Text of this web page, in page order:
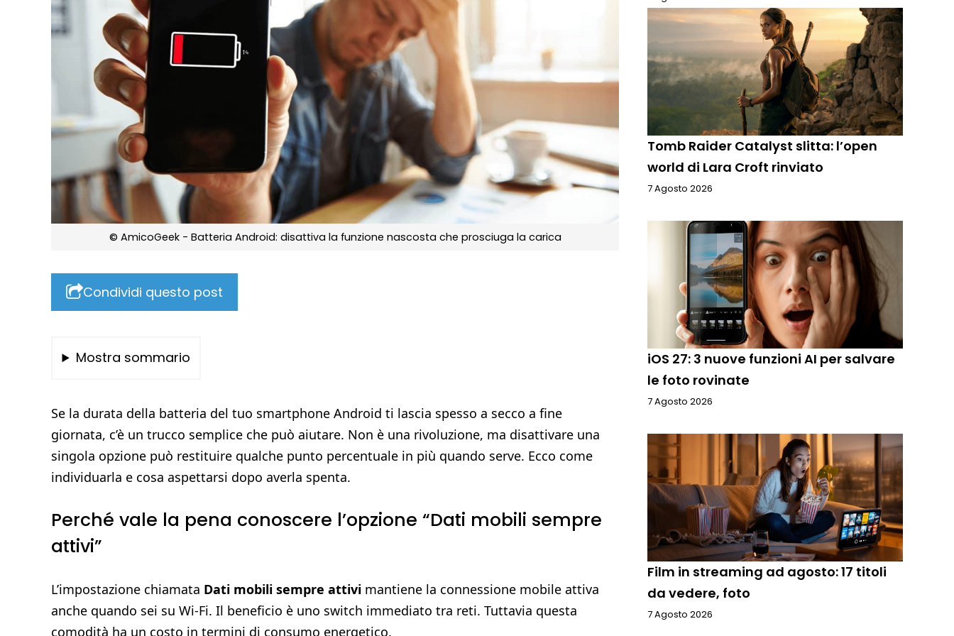
© AmicoGeek - Batteria Android: disattiva la funzione nascosta che prosciuga la carica
Condividi questo post
Mostra sommario
Se la durata della batteria del tuo smartphone Android ti lascia spesso a secco a fine
giornata, c’è un trucco semplice che può aiutare. Non è una rivoluzione, ma disattivare una
singola opzione può restituire qualche punto percentuale in più quando serve. Ecco come
individuarla e cosa aspettarsi dopo averla spenta.
Perché vale la pena conoscere l’opzione “Dati mobili sempre
attivi”
L’impostazione chiamata Dati mobili sempre attivi mantiene la connessione mobile attiva
anche quando sei su Wi‑Fi. Il beneficio è uno switch immediato tra reti. Tuttavia questa
comodità ha un costo in termini di consumo energetico.
Tomb Raider Catalyst slitta: l’open
world di Lara Croft rinviato
7 Agosto 2026
iOS 27: 3 nuove funzioni AI per salvare
le foto rovinate
7 Agosto 2026
Film in streaming ad agosto: 17 titoli
da vedere, foto
7 Agosto 2026